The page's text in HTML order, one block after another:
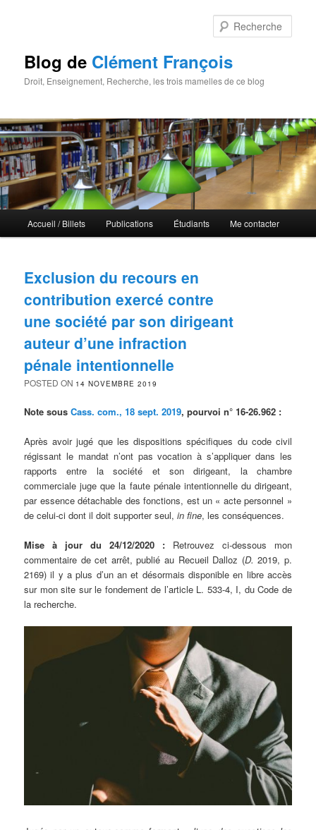
Blog de Clément François
Droit, Enseignement, Recherche, les trois mamelles de ce blog
Aller au contenu principal
Aller au contenu secondaire
Accueil / Billets Publications Étudiants Me contacter
Exclusion du recours en
contribution exercé contre
une société par son dirigeant
auteur d’une infraction
pénale intentionnelle
POSTED ON 14 NOVEMBRE 2019
Note sousCass. com., 18 sept. 2019, pourvoi n° 16-26.962 :
Après avoir jugé que les dispositions spécifiques du code civil
régissant le mandat n’ont pas vocation à s’appliquer dans les
rapports entre la société et son dirigeant, la chambre
commerciale juge que la faute pénale intentionnelle du dirigeant,
par essence détachable des fonctions, est un « acte personnel »
de celui-ci dont il doit supporter seul,in fine, les conséquences.
Mise à jour du 24/12/2020 : Retrouvez ci-dessous mon
commentaire de cet arrêt, publié au Recueil Dalloz (D. 2019, p.
2169) il y a plus d’un an et désormais disponible en libre accès
sur mon site sur le fondement de l’article L. 533-4, I, du Code de
la recherche.